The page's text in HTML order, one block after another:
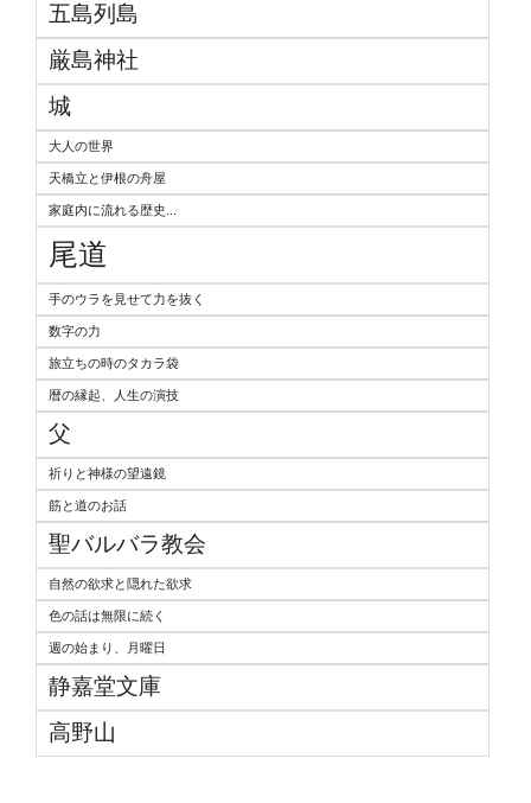
五島列島
厳島神社
城
大人の世界
天橋立と伊根の舟屋
家庭内に流れる歴史...
尾道
手のウラを見せて力を抜く
数字の力
旅立ちの時のタカラ袋
暦の縁起、人生の演技
父
祈りと神様の望遠鏡
筋と道のお話
聖バルバラ教会
自然の欲求と隠れた欲求
色の話は無限に続く
週の始まり、月曜日
静嘉堂文庫
高野山